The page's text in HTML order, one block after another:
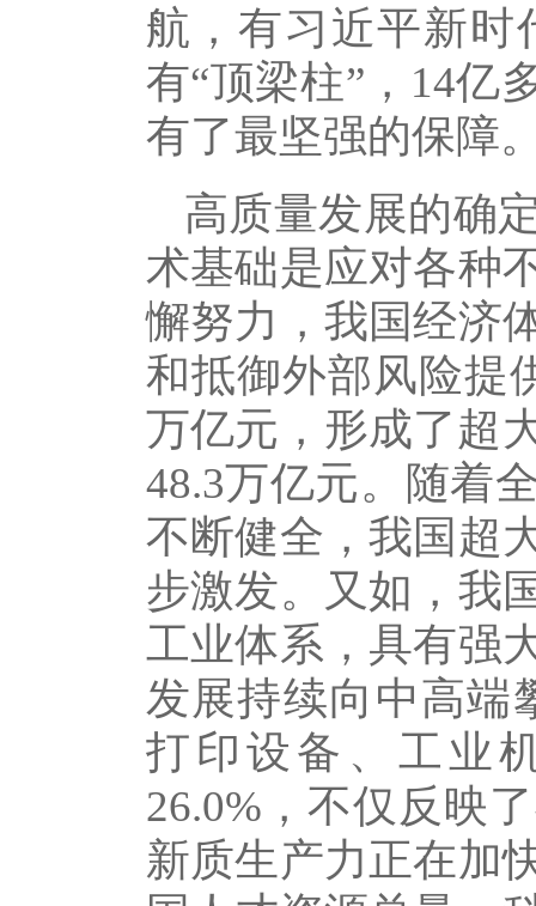
航，有习近平新时
有“顶梁柱”，14亿
有了最坚强的保障
高质量发展的确
术基础是应对各种
懈努力，我国经济
和抵御外部风险提
万亿元，形成了超
48.3万亿元。随着
不断健全，我国超
步激发。又如，我
工业体系，具有强
发展持续向中高端
打印设备、工业
26.0%，不仅反映
新质生产力正在加